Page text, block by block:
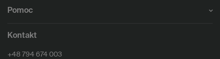
Pomoc
Kontakt
+48 794 674 003